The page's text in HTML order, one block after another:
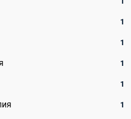
1
1
1
1
1